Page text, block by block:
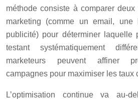
méthode consiste à comparer deux
marketing (comme un email,
publicité) pour déterminer laquelle
testant systématiquement
marketeurs peuvent affiner
campagnes pour maximiser les taux
L’optimisation continue va au-